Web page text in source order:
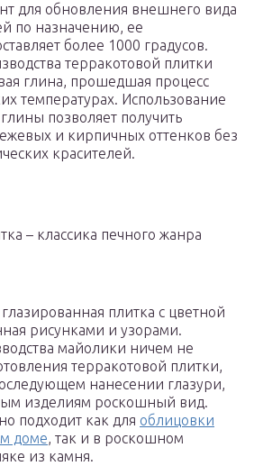
для обновления внешнего вида
по назначению, ее
более 1000 градусов.
терракотовой плитки
глина, прошедшая процесс
температурах. Использование
позволяет получить
и кирпичных оттенков без
красителей.
– классика печного жанра
плитка с цветной
рисунками и узорами.
майолики ничем не
терракотовой плитки,
нанесении глазури,
изделиям роскошный вид.
подходит как для облицовки
доме, так и в роскошном
из камня.